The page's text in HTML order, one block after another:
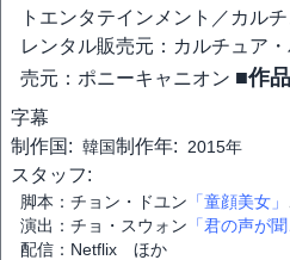
トエンタテインメント／カル
レンタル販売元：カルチュア
売元：ポニーキャニオン ■作
字幕
制作国: 韓国制作年: 2015年
スタッフ:
脚本：チョン・ドユン 「童顔美女」
演出：チョ・スウォン 「君の声が聞
配信：Netflix ほか